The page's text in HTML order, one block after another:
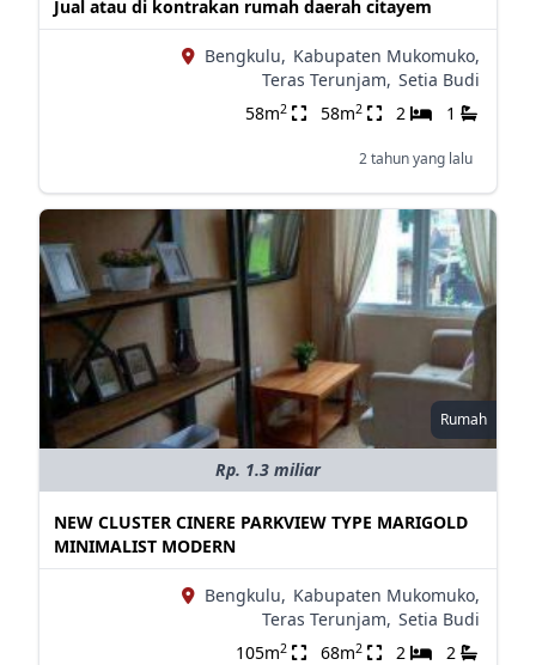
Jual atau di kontrakan rumah daerah citayem
Bengkulu, Kabupaten Mukomuko,
Teras Terunjam, Setia Budi
58m2 58m2 2 1
2 tahun yang lalu
Rumah
Rp. 1.3 miliar
NEW CLUSTER CINERE PARKVIEW TYPE MARIGOLD
MINIMALIST MODERN
Bengkulu, Kabupaten Mukomuko,
Teras Terunjam, Setia Budi
105m2 68m2 2 2